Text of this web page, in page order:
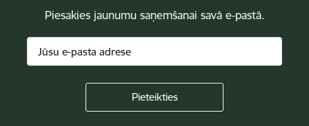
Piesakies jaunumu saņemšanai savā e-pastā.